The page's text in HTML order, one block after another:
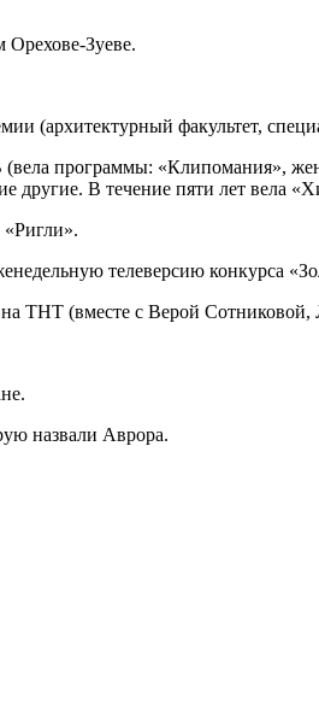
Орехове-Зуеве.
(архитектурный факультет,
(вела программы: «Клипомания»,
другие. В течение пяти лет вела
телеверсию конкурса
ТНТ (вместе с Верой
назвали Аврора.